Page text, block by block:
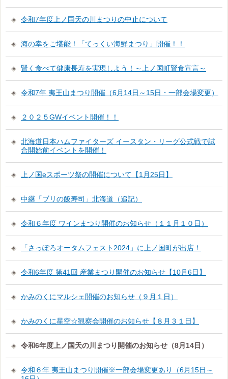
令和7年度上ノ国天の川まつりの中止について
海の幸をご堪能！「てっくい海鮮まつり」開催！！
賢く食べて健康長寿を実現しよう！～上ノ国町賢食宣言～
令和7年 夷王山まつり開催（6月14日～15日・一部会場変更）
２０２５GWイベント開催！！
北海道日本ハムファイターズ イースタン・リーグ公式戦で試
合開始前イベントを開催！
上ノ国eスポーツ祭の開催について【1月25日】
中継「ブリの飯寿司」北海道（追記）
令和６年度 ワインまつり開催のお知らせ（１１月１０日）
「さっぽろオータムフェスト2024」に上ノ国町が出店！
令和6年度 第41回 産業まつり開催のお知らせ【10月6日】
かみのくにマルシェ開催のお知らせ（９月１日）
かみのくに星空☆観察会開催のお知らせ【８月３１日】
令和6年度上ノ国天の川まつり開催のお知らせ（8月14日）
令和６年 夷王山まつり開催※一部会場変更あり（6月15日～